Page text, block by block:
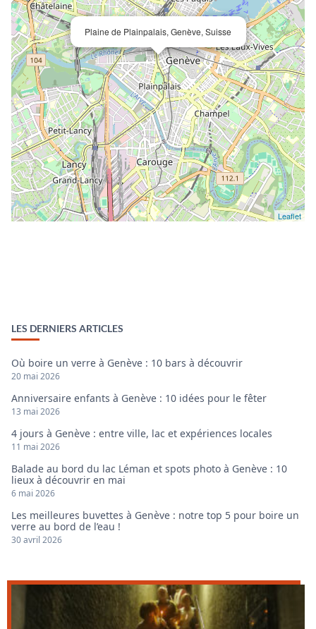
Plaine de Plainpalais, Genève, Suisse
Leaflet
LES DERNIERS ARTICLES
Où boire un verre à Genève : 10 bars à découvrir
20 mai 2026
Anniversaire enfants à Genève : 10 idées pour le fêter
13 mai 2026
4 jours à Genève : entre ville, lac et expériences locales
11 mai 2026
Balade au bord du lac Léman et spots photo à Genève : 10
lieux à découvrir en mai
6 mai 2026
Les meilleures buvettes à Genève : notre top 5 pour boire un
verre au bord de l’eau !
30 avril 2026